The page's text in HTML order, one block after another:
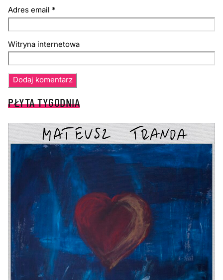
Adres email *
Witryna internetowa
PŁYTA TYGODNIA